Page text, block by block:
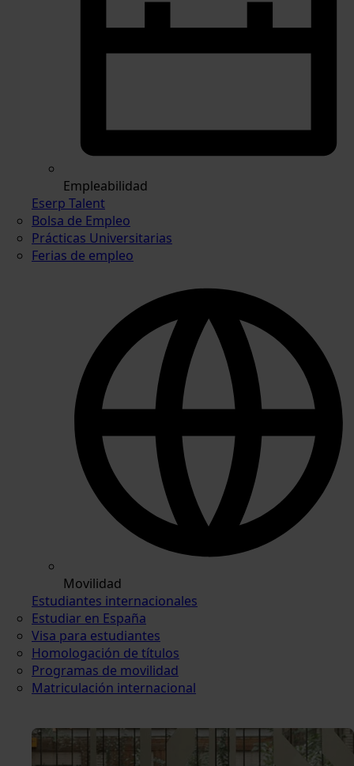
Empleabilidad
Eserp Talent
Bolsa de Empleo
Prácticas Universitarias
Ferias de empleo
Movilidad
Estudiantes internacionales
Estudiar en España
Visa para estudiantes
Homologación de títulos
Programas de movilidad
Matriculación internacional